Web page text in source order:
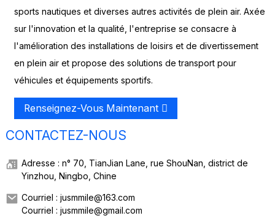
sports nautiques et diverses autres activités de plein air. Axée
sur l'innovation et la qualité, l'entreprise se consacre à
l'amélioration des installations de loisirs et de divertissement
en plein air et propose des solutions de transport pour
véhicules et équipements sportifs.
Renseignez-Vous Maintenant
CONTACTEZ-NOUS
Adresse : n° 70, TianJian Lane, rue ShouNan, district de
Yinzhou, Ningbo, Chine
Courriel : jusmmile@163.com
Courriel : jusmmile@gmail.com